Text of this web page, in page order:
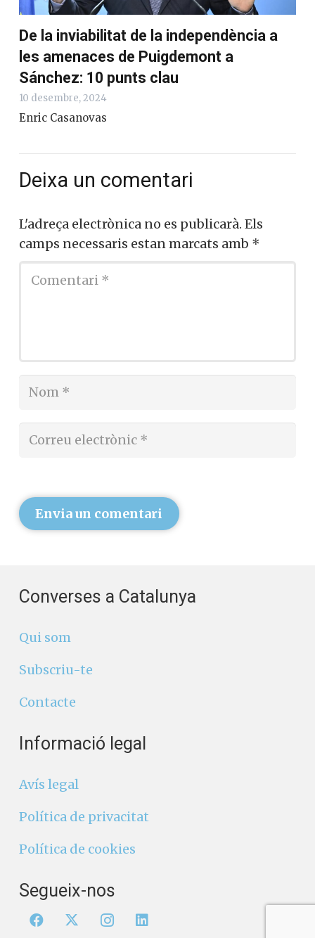
De la inviabilitat de la independència a
les amenaces de Puigdemont a
Sánchez: 10 punts clau
10 desembre, 2024
Enric Casanovas
Deixa un comentari
L'adreça electrònica no es publicarà. Els
camps necessaris estan marcats amb *
Envia un comentari
Converses a Catalunya
Qui som
Subscriu-te
Contacte
Informació legal
Avís legal
Política de privacitat
Política de cookies
Segueix-nos